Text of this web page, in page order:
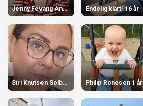
Jenny Fevang Angell 4 år Endelig klart! 16 år
Siri Knutsen Solberg 42 år Philip Ronesen 1 år